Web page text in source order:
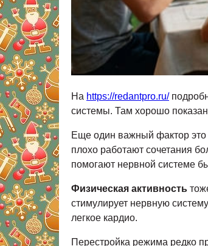
На https://redantpro.ru/
системы. Там хорошо
Еще один важный фактор
плохо работают сочетания
помогают нервной системе
Физическая активность
стимулирует нервную
легкое кардио.
Перестройка режима редко